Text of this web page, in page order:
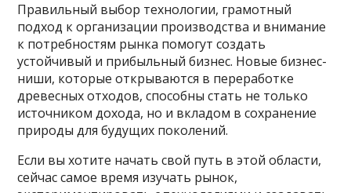
Правильный выбор технологии, грамотный
подход к организации производства и внимание
к потребностям рынка помогут создать
устойчивый и прибыльный бизнес. Новые бизнес-
ниши, которые открываются в переработке
древесных отходов, способны стать не только
источником дохода, но и вкладом в сохранение
природы для будущих поколений.
Если вы хотите начать свой путь в этой области,
сейчас самое время изучать рынок,